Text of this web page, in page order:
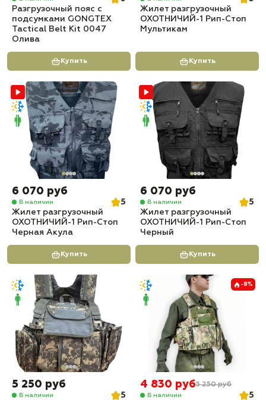
Разгрузочный пояс с
подсумками GONGTEX
Tactical Belt Kit 0047
Олива
Купить
Жилет разгрузочный
ОХОТНИЧИЙ-1 Рип-Стоп
Мультикам
Купить
6 070 руб
В наличии
5
Жилет разгрузочный
ОХОТНИЧИЙ-1 Рип-Стоп
Черная Акула
Купить
6 070 руб
В наличии
5
Жилет разгрузочный
ОХОТНИЧИЙ-1 Рип-Стоп
Черный
Купить
5 250 руб
В наличии 5
-8%
4 830 руб5 250 руб
В наличии 5